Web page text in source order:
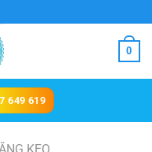
0
649 619